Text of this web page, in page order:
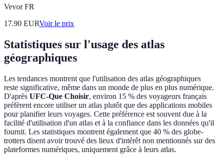
Vevor FR
17.90 EURVoir le prix
Statistiques sur l'usage des atlas
géographiques
Les tendances montrent que l'utilisation des atlas géographiques
reste significative, même dans un monde de plus en plus numérique.
D'après UFC-Que Choisir, environ 15 % des voyageurs français
préfèrent encore utiliser un atlas plutôt que des applications mobiles
pour planifier leurs voyages. Cette préférence est souvent due à la
facilité d'utilisation d'un atlas et à la confiance dans les données qu'il
fournit. Les statistiques montrent également que 40 % des globe-
trotters disent avoir trouvé des lieux d'intérêt non mentionnés sur des
plateformes numériques, uniquement grâce à leurs atlas.